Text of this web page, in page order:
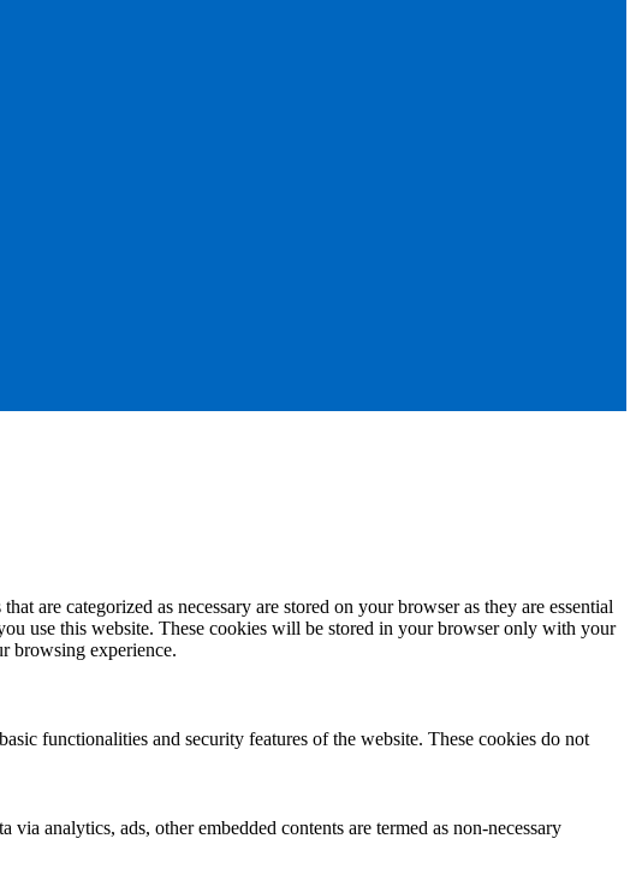
are categorized as necessary are stored on your browser as they are essential
use this website. These cookies will be stored in your browser only with your
browsing experience.
functionalities and security features of the website. These cookies do not
analytics, ads, other embedded contents are termed as non-necessary